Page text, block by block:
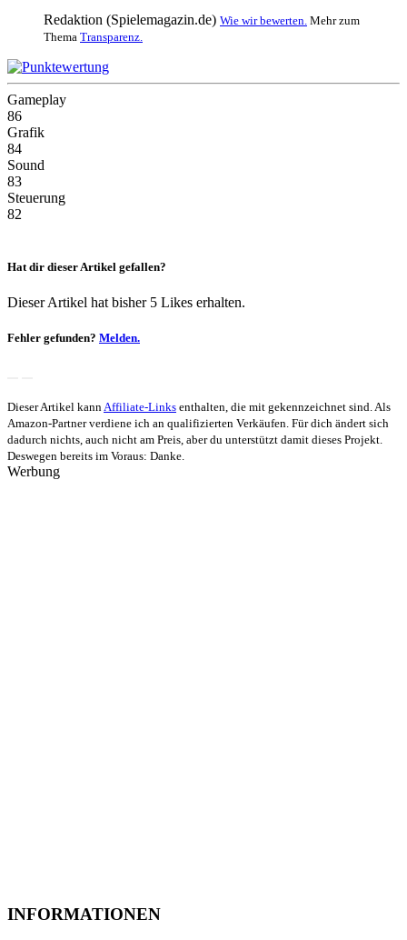
Redaktion (Spielemagazin.de) Wie wir bewerten. Mehr zum
Thema Transparenz.
Gameplay
86
Grafik
84
Sound
83
Steuerung
82
Hat dir dieser Artikel gefallen?
Dieser Artikel hat bisher 5 Likes erhalten.
Fehler gefunden? Melden.
Dieser Artikel kannAffiliate-Links enthalten, die mit gekennzeichnet sind. Als
Amazon-Partner verdiene ich an qualifizierten Verkäufen. Für dich ändert sich
dadurch nichts, auch nicht am Preis, aber du unterstützt damit dieses Projekt.
Deswegen bereits im Voraus: Danke.
Werbung
INFORMATIONEN